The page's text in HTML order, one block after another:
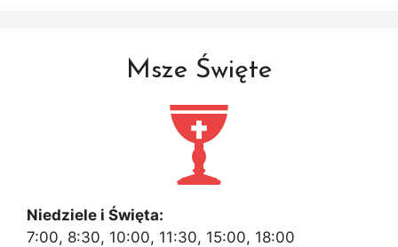
Msze Święte
Niedziele i Święta:
7:00, 8:30, 10:00, 11:30, 15:00, 18:00